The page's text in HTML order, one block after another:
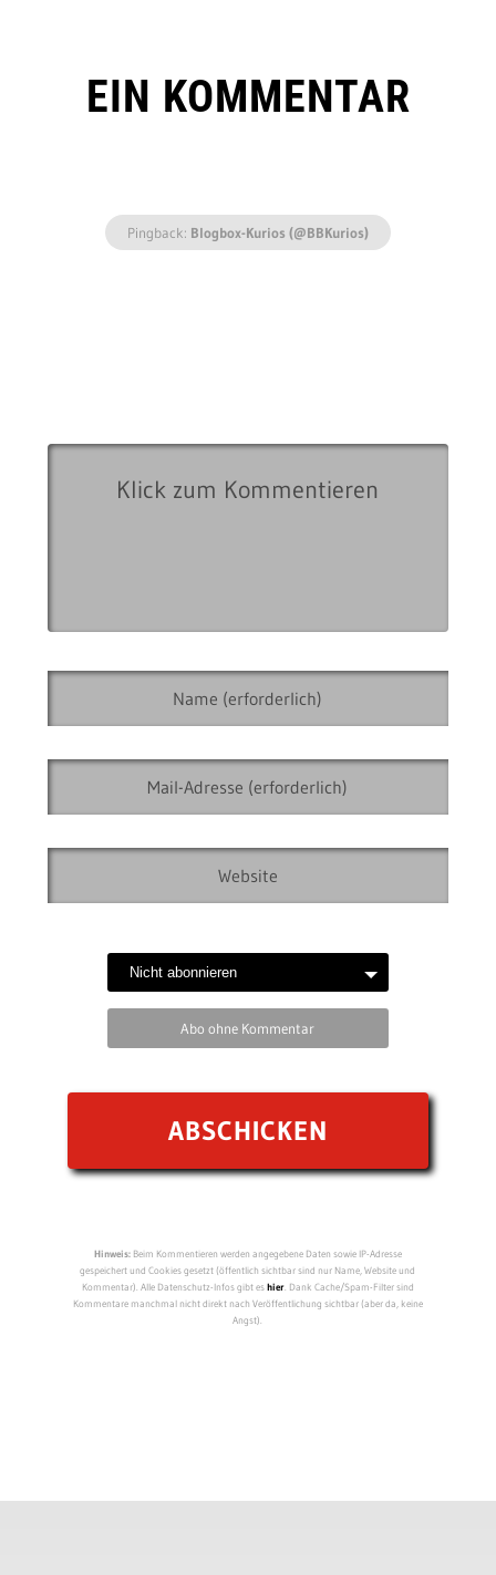
EIN KOMMENTAR
Pingback: Blogbox-Kurios (@BBKurios)
Abo ohne Kommentar
Hinweis:Beim Kommentieren werden angegebene Daten sowie IP-Adresse
gespeichert und Cookies gesetzt (öffentlich sichtbar sind nur Name, Website und
Kommentar). Alle Datenschutz-Infos gibt eshier. Dank Cache/Spam-Filter sind
Kommentare manchmal nicht direkt nach Veröffentlichung sichtbar (aber da, keine
Angst).